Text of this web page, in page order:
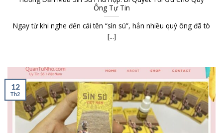
Ông Tự Tin
Ngay từ khi nghe đến cái tên “sìn sú”, hẳn nhiều quý ông đã tò
[...]
12
Th2